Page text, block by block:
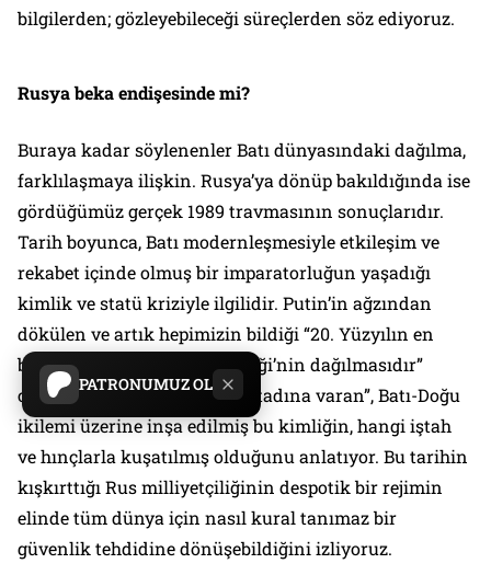
PATRONUMUZ OL
bilgilerden; gözleyebileceği süreçlerden söz ediyoruz.
Rusya beka endişesinde mi?
Buraya kadar söylenenler Batı dünyasındaki dağılma,
farklılaşmaya ilişkin. Rusya’ya dönüp bakıldığında ise
gördüğümüz gerçek 1989 travmasının sonuçlarıdır.
Tarih boyunca, Batı modernleşmesiyle etkileşim ve
rekabet içinde olmuş bir imparatorluğun yaşadığı
kimlik ve statü kriziyle ilgilidir. Putin’in ağzından
dökülen ve artık hepimizin bildiği “20. Yüzyılın en
büyük felaketi Sovyetler Birliği’nin dağılmasıdır”
cümlesi, süper güç olmanın “tadına varan”, Batı-Doğu
ikilemi üzerine inşa edilmiş bu kimliğin, hangi iştah
ve hınçlarla kuşatılmış olduğunu anlatıyor. Bu tarihin
kışkırttığı Rus milliyetçiliğinin despotik bir rejimin
elinde tüm dünya için nasıl kural tanımaz bir
güvenlik tehdidine dönüşebildiğini izliyoruz.